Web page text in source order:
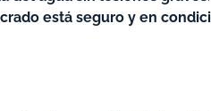
está seguro y en